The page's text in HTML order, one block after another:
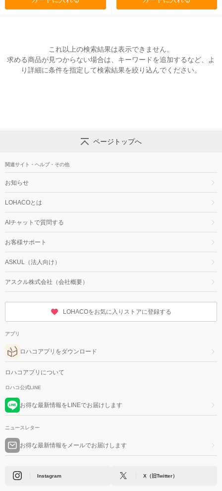
これ以上の検索結果は表示できません。
求める商品が見つからない場合は、キーワードを追加するなど、よ
り詳細に条件を指定して検索結果を絞り込んでください。
ページトップへ
関連サイト・ヘルプ・その他
お知らせ
LOHACOとは
AIチャットで質問する
お客様サポート
ASKUL（法人向け）
アスクル株式会社（会社概要）
LOHACOをお気に入りストアに登録する
アプリ
ロハコアプリをダウンロード
ロハコアプリについて
ロハコ公式LINE
お得な最新情報をLINEでお届けします
ニュースレター
お得な最新情報をメールでお届けします
Instagram X（旧Twitter）